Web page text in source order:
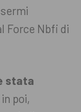
Force Nbfi di
stata
poi,